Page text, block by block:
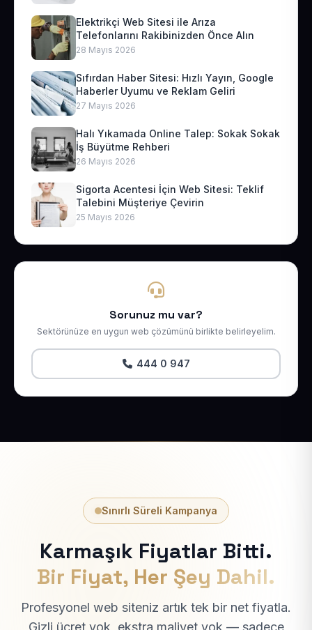
Elektrikçi Web Sitesi ile Arıza
Telefonlarını Rakibinizden Önce Alın
28 Mayıs 2026
Sıfırdan Haber Sitesi: Hızlı Yayın, Google
Haberler Uyumu ve Reklam Geliri
27 Mayıs 2026
Halı Yıkamada Online Talep: Sokak Sokak
İş Büyütme Rehberi
26 Mayıs 2026
Sigorta Acentesi İçin Web Sitesi: Teklif
Talebini Müşteriye Çevirin
25 Mayıs 2026
Sorunuz mu var?
Sektörünüze en uygun web çözümünü birlikte belirleyelim.
444 0 947
Sınırlı Süreli Kampanya
Karmaşık Fiyatlar Bitti.
Bir Fiyat, Her Şey Dahil.
Profesyonel web siteniz artık tek bir net fiyatla.
Gizli ücret yok, ekstra maliyet yok — sadece